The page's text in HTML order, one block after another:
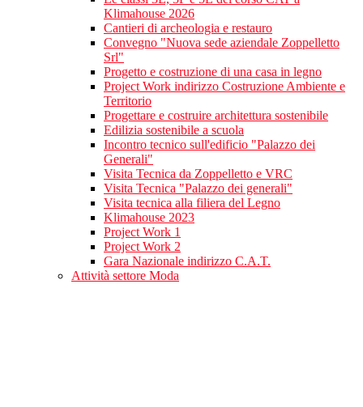
Klimahouse 2026
Cantieri di archeologia e restauro
Convegno "Nuova sede aziendale Zoppelletto
Srl"
Progetto e costruzione di una casa in legno
Project Work indirizzo Costruzione Ambiente e
Territorio
Progettare e costruire architettura sostenibile
Edilizia sostenibile a scuola
Incontro tecnico sull'edificio "Palazzo dei
Generali"
Visita Tecnica da Zoppelletto e VRC
Visita Tecnica "Palazzo dei generali"
Visita tecnica alla filiera del Legno
Klimahouse 2023
Project Work 1
Project Work 2
Gara Nazionale indirizzo C.A.T.
Attività settore Moda